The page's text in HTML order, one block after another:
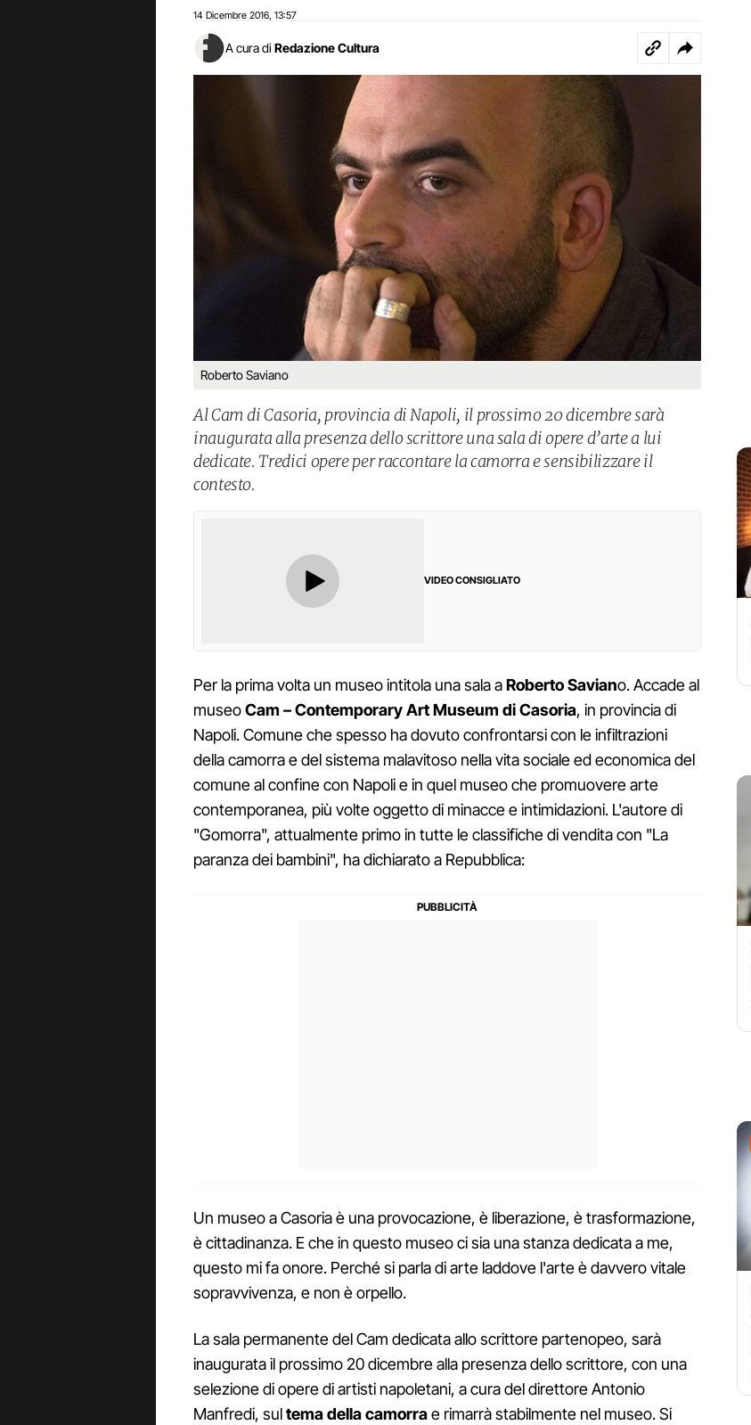
14 Dicembre 2016 13:57
A cura di Redazione Cultura
Roberto Saviano
Al Cam di Casoria, provincia di Napoli, il prossimo 20 dicembre sarà
inaugurata alla presenza dello scrittore una sala di opere d’arte a lui
dedicate. Tredici opere per raccontare la camorra e sensibilizzare il
contesto.
VIDEO CONSIGLIATO
Per la prima volta un museo intitola una sala aRoberto Saviano. Accade al
museoCam – Contemporary Art Museum di Casoria, in provincia di
Napoli. Comune che spesso ha dovuto confrontarsi con le infiltrazioni
della camorra e del sistema malavitoso nella vita sociale ed economica del
comune al confine con Napoli e in quel museo che promuovere arte
contemporanea, più volte oggetto di minacce e intimidazioni. L'autore di
"Gomorra", attualmente primo in tutte le classifiche di vendita con "La
paranza dei bambini", ha dichiarato a Repubblica:
Un museo a Casoria è una provocazione, è liberazione, è trasformazione,
è cittadinanza. E che in questo museo ci sia una stanza dedicata a me,
questo mi fa onore. Perché si parla di arte laddove l'arte è davvero vitale
sopravvivenza, e non è orpello.
La sala permanente del Cam dedicata allo scrittore partenopeo, sarà
inaugurata il prossimo 20 dicembre alla presenza dello scrittore, con una
selezione di opere di artisti napoletani, a cura del direttore Antonio
Manfredi, sultema della camorrae rimarrà stabilmente nel museo. Si